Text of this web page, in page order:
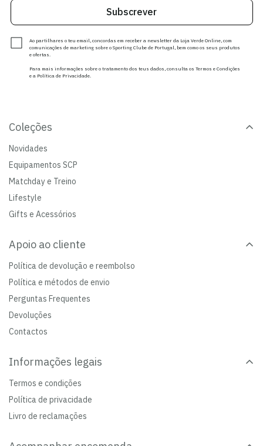
Subscrever
Ao partilhares o teu email, concordas em receber a newsletter da Loja Verde Online, com
comunicações de marketing sobre o Sporting Clube de Portugal, bem como os seus produtos
e ofertas.
Para mais informações sobre o tratamento dos teus dados, consulta os Termos e Condições
e a Política de Privacidade.
Coleções
Novidades
Equipamentos SCP
Matchday e Treino
Lifestyle
Gifts e Acessórios
Apoio ao cliente
Política de devolução e reembolso
Política e métodos de envio
Perguntas Frequentes
Devoluções
Contactos
Informações legais
Termos e condições
Política de privacidade
Livro de reclamações